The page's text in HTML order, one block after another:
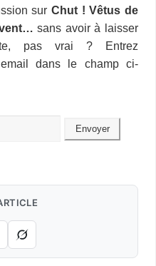
e
r
A
p
p
e
r
n
g
e
r
M
a
i
l
sur Chut ! Vêtus de
sans avoir à laisser
pas vrai ? Entrez
dans le champ ci-